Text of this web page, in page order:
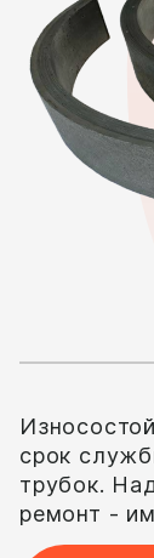
срок
трубок.
ремонт -